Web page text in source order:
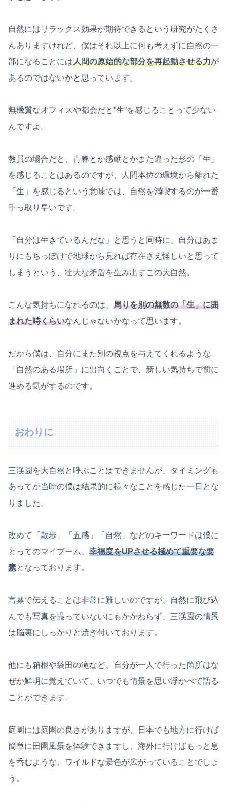
自然にはリラックス効果が期待できるという研究がたくさ
んありますけれど、僕はそれ以上に何も考えずに自然の一
部になることには人間の原始的な部分を再起動させる力が
あるのではないかと思っています。
無機質なオフィスや都会だと”生”を感じることって少ない
んですよ。
教員の場合だと、青春とか感動とかまた違った形の「生」
を感じることはあるのですが、人間本位の環境から離れた
「生」を感じるという意味では、自然を満喫するのが一番
手っ取り早いです。
「自分は生きているんだな」と思うと同時に、自分はあま
りにもちっぽけで地球から見れば存在さえ怪しいと思って
しまうという、壮大な矛盾を生み出すこの大自然。
こんな気持ちになれるのは、 周りを別の無数の「生」に囲
まれた時くらいなんじゃないかなって思います。
だから僕は、自分にまた別の視点を与えてくれるような
「自然のある場所」に出向くことで、新しい気持ちで前に
進める気がするのです。
おわりに
三渓園を大自然と呼ぶことはできませんが、タイミングも
あってか当時の僕は結果的に様々なことを感じた一日とな
りました。
改めて「散歩」「五感」「自然」などのキーワードは僕に
とってのマイブーム、 幸福度をUPさせる極めて重要な要
素となっております。
言葉で伝えることは非常に難しいのですが、自然に飛び込
んでも写真を撮っていないにもかかわらず、三渓園の情景
は脳裏にしっかりと焼き付いております。
他にも箱根や袋田の滝など、自分が一人で行った箇所はな
ぜか鮮明に覚えていて、いつでも情景を思い浮かべて語る
ことができます。
庭園には庭園の良さがありますが、日本でも地方に行けば
簡単に田園風景を体験できますし、海外に行けばもっと息
を呑むような、ワイルドな景色が広がっていることでしょ
う。